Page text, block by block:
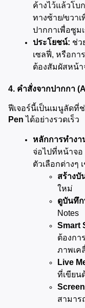
ค้างไว้แล้วโบ
ทางซ้าย/ขวา
ปากกาเพื่อซูม
ประโยชน์: ช่ว
เซลฟี่, หรือกา
ต้องสัมผัสหน้า
4. คำสั่งจากปากกา
ฟีเจอร์นี้เป็นเมนูลัด
Pen ได้อย่างรวดเร็ว
หลักการทำงา
จ่อไปที่หน้าจ
ตัวเลือกต่างๆ
สร้างบั
ใหม่
ดูบันทึ
Notes
Smart
ต้องกา
ภาพเค
Live
ที่เขียน
สามาร